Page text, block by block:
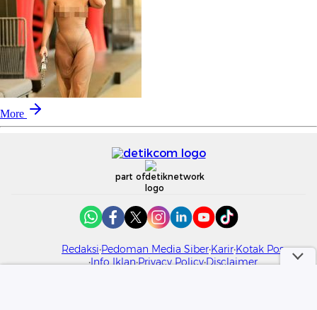
More
part of
Redaksi Pedoman Media Siber Karir Kotak Pos
Info IklanPrivacy PolicyDisclaimer